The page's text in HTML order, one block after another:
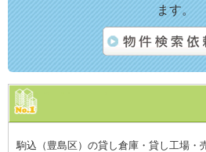
ます。
駒込（豊島区）の貸し倉庫・貸し工場・